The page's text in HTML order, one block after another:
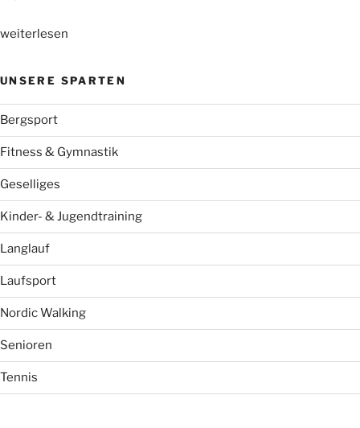
„Fitnesstraining
weiterlesen
UNSERE SPARTEN
Bergsport
Fitness & Gymnastik
Geselliges
Kinder- & Jugendtraining
Langlauf
Laufsport
Nordic Walking
Senioren
Tennis